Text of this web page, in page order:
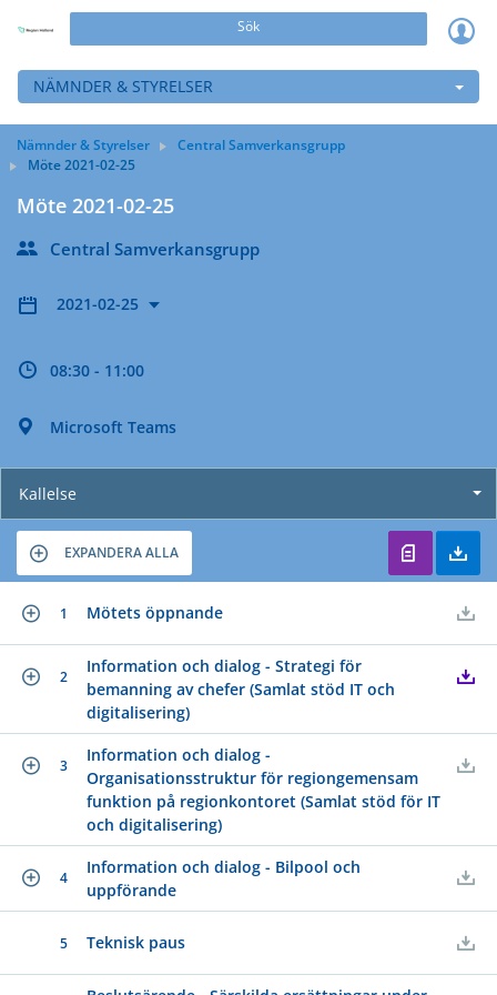
Sök
NÄMNDER & STYRELSER
Nämnder & Styrelser
Central Samverkansgrupp
Möte 2021-02-25
Möte 2021-02-25
Central Samverkansgrupp
2021-02-25
08:30 - 11:00
Microsoft Teams
Kallelse
EXPANDERA ALLA
1 Mötets öppnande
2
Information och dialog - Strategi för
bemanning av chefer (Samlat stöd IT och
digitalisering)
3
Information och dialog -
Organisationsstruktur för regiongemensam
funktion på regionkontoret (Samlat stöd för IT
och digitalisering)
4
Information och dialog - Bilpool och
uppförande
5 Teknisk paus